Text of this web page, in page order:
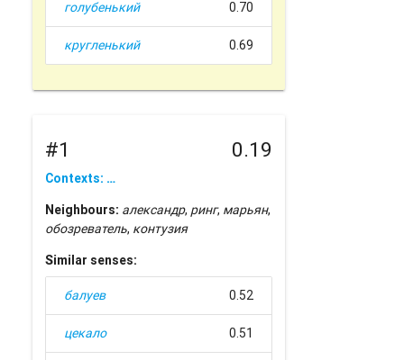
голубенький 0.70
кругленький 0.69
#1 0.19
Contexts: …
Neighbours: александр, ринг, марьян,
обозреватель, контузия
Similar senses:
балуев 0.52
цекало 0.51